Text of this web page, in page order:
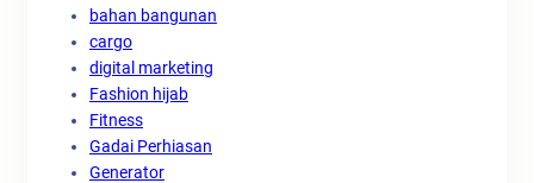
bahan bangunan
cargo
digital marketing
Fashion hijab
Fitness
Gadai Perhiasan
Generator